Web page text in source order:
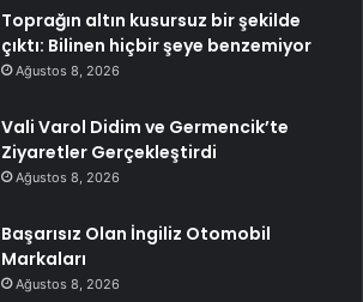
Toprağın altın kusursuz bir şekilde
çıktı: Bilinen hiçbir şeye benzemiyor
Ağustos 8, 2026
Vali Varol Didim ve Germencik’te
Ziyaretler Gerçekleştirdi
Ağustos 8, 2026
Başarısız Olan İngiliz Otomobil
Markaları
Ağustos 8, 2026